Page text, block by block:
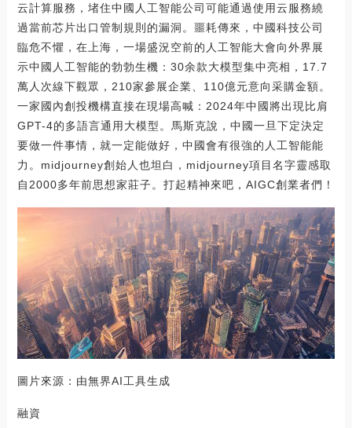
云計算服務，堵住中國人工智能公司可能通過使用云服務繞
過當前芯片出口管制規則的漏洞。噩耗傳來，中國科技公司
臨危不懼，在上海，一場盛況空前的人工智能大會向外界展
示中國人工智能的勃勃生機：30余款大模型集中亮相，17.7
萬人次線下觀眾，210家參展企業、110億元意向采購金額。
一家國內創投機構直接在現場高喊：2024年中國將出現比肩
GPT-4的多語言通用大模型。馬斯克說，中國一旦下定決定
要做一件事情，就一定能做好，中國會有很強的人工智能能
力。midjourney創始人也坦白，midjourney項目名字靈感取
自2000多年前思想家莊子。打起精神來吧，AIGC創業者們！
圖片來源：由無界AI工具生成
融資